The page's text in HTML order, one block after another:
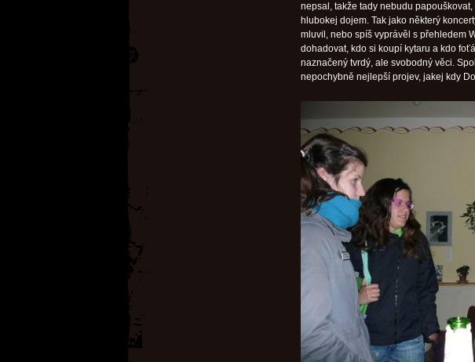
nepsal, takže tady nebudu papouškovat,
hlubokej dojem. Tak jako některý
mluvil, nebo spíš vyprávěl s přehledem
dohadovat, kdo si koupí kytaru a kdo
naznačený tvrdý, ale svobodný věci.
nepochybně nejlepší projev, jakej kdy